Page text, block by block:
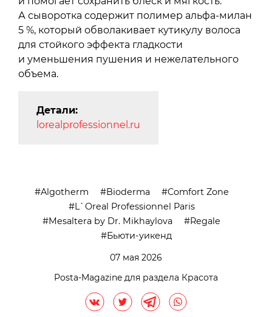
А сыворотка содержит полимер альфа-милан
5 %, который обволакивает кутикулу волоса
для стойкого эффекта гладкости
и уменьшения пушения и нежелательного
объема.
Детали:
lorealprofessionnel.ru
Algotherm Bioderma
Comfort Zone
L`Oreal Professionnel Paris
Mesaltera by Dr. Mikhaylova
Regale
Бьюти-уикенд
07 мая 2026
Posta-Magazine для раздела Красота